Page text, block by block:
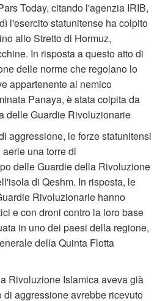
Today, citando l'agenzia IRIB,
l'esercito statunitense ha colpito
allo Stretto di Hormuz,
In risposta a questo atto di
delle norme che regolano lo
appartenente al nemico
Panaya, è stata colpita da
delle Guardie Rivoluzionarie
aggressione, le forze statunitensi
una torre di
delle Guardie della Rivoluzione
di Qeshm. In risposta, le
Rivoluzionarie hanno
e con droni contro la loro base
in uno dei paesi della regione,
della Quinta Flotta
Rivoluzione Islamica aveva già
aggressione avrebbe ricevuto